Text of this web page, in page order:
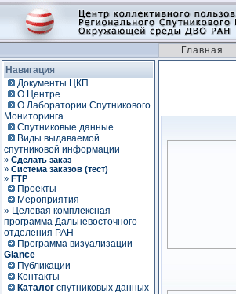
Главная
Навигация
Документы ЦКП
О Центре
О Лаборатории Спутникового
Мониторинга
Спутниковые данные
Виды выдаваемой
спутниковой информации
» Сделать заказ
» Система заказов (тест)
» FTP
Проекты
Мероприятия
» Целевая комплексная
программа Дальневосточного
отделения РАН
Программа визуализации
Glance
Публикации
Контакты
Каталог спутниковых данных